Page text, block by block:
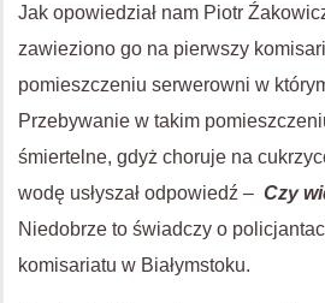
Jak opowiedział nam Piotr
zawieziono go na pierwszy
pomieszczeniu serwerowni w
Przebywanie w takim
śmiertelne, gdyż choruje na
wodę usłyszał odpowiedź – Czy
Niedobrze to świadczy o
komisariatu w Białymstoku.